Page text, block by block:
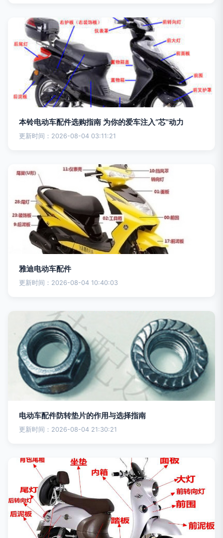
本铃电动车配件选购指南 为你的爱车注入“芯”动力
更新时间：2026-08-04 03:11:21
雅迪电动车配件
更新时间：2026-08-04 10:40:03
电动车配件防转垫片的作用与选择指南
更新时间：2026-08-04 21:30:21